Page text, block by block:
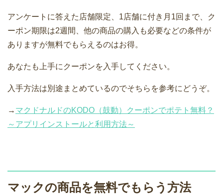
アンケートに答えた店舗限定、1店舗に付き月1回まで、ク
ーポン期限は2週間、他の商品の購入も必要などの条件が
ありますが無料でもらえるのはお得。
あなたも上手にクーポンを入手してください。
入手方法は別途まとめているのでそちらを参考にどうぞ。
→ マクドナルドのKODO（鼓動）クーポンでポテト無料？
～アプリインストールと利用方法～
マックの商品を無料でもらう方法